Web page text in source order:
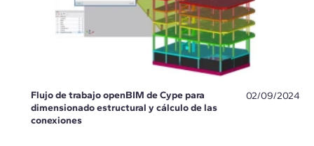
Flujo de trabajo openBIM de Cype para
dimensionado estructural y cálculo de las
conexiones
02/09/2024